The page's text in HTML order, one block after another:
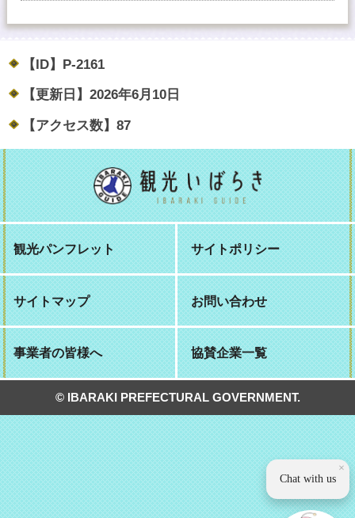
【ID】 P-2161
【更新日】 2026年6月10日
【アクセス数】 87
観光パンフレット サイトポリシー
サイトマップ お問い合わせ
事業者の皆様へ 協賛企業一覧
© IBARAKI PREFECTURAL GOVERNMENT.
×
Chat with us